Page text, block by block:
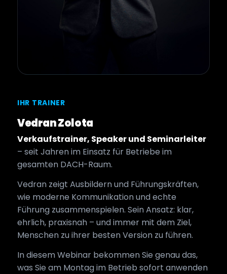
IHR TRAINER
Vedran Zolota
Verkaufstrainer, Speaker und Seminarleiter
– seit Jahren im Einsatz für Betriebe im
gesamten DACH-Raum.
Vedran zeigt Ausbildern und Führungskräften,
wie moderne Kommunikation und echte
Führung zusammenspielen. Sein Ansatz: klar,
ehrlich, praxisnah – und immer mit dem Ziel,
Menschen zu ihrer besten Version zu führen.
In diesem Webinar bekommen Sie genau das,
was Sie am Montag im Betrieb sofort anwenden